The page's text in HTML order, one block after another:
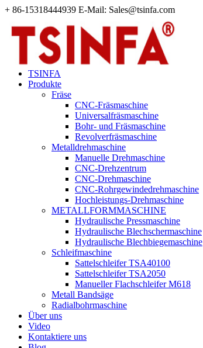
+ 86-15318444939 E-Mail: Sales@tsinfa.com
TSINFA
Produkte
Fräse
CNC-Fräsmaschine
Universalfräsmaschine
Bohr- und Fräsmaschine
Revolverfräsmaschine
Metalldrehmaschine
Manuelle Drehmaschine
CNC-Drehzentrum
CNC-Drehmaschine
CNC-Rohrgewindedrehmaschine
Hochleistungs-Drehmaschine
METALLFORMMASCHINE
Hydraulische Pressmaschine
Hydraulische Blechschermaschine
Hydraulische Blechbiegemaschine
Schleifmaschine
Sattelschleifer TSA40100
Sattelschleifer TSA2050
Manueller Flachschleifer M618
Metall Bandsäge
Radialbohrmaschine
Über uns
Video
Kontaktiere uns